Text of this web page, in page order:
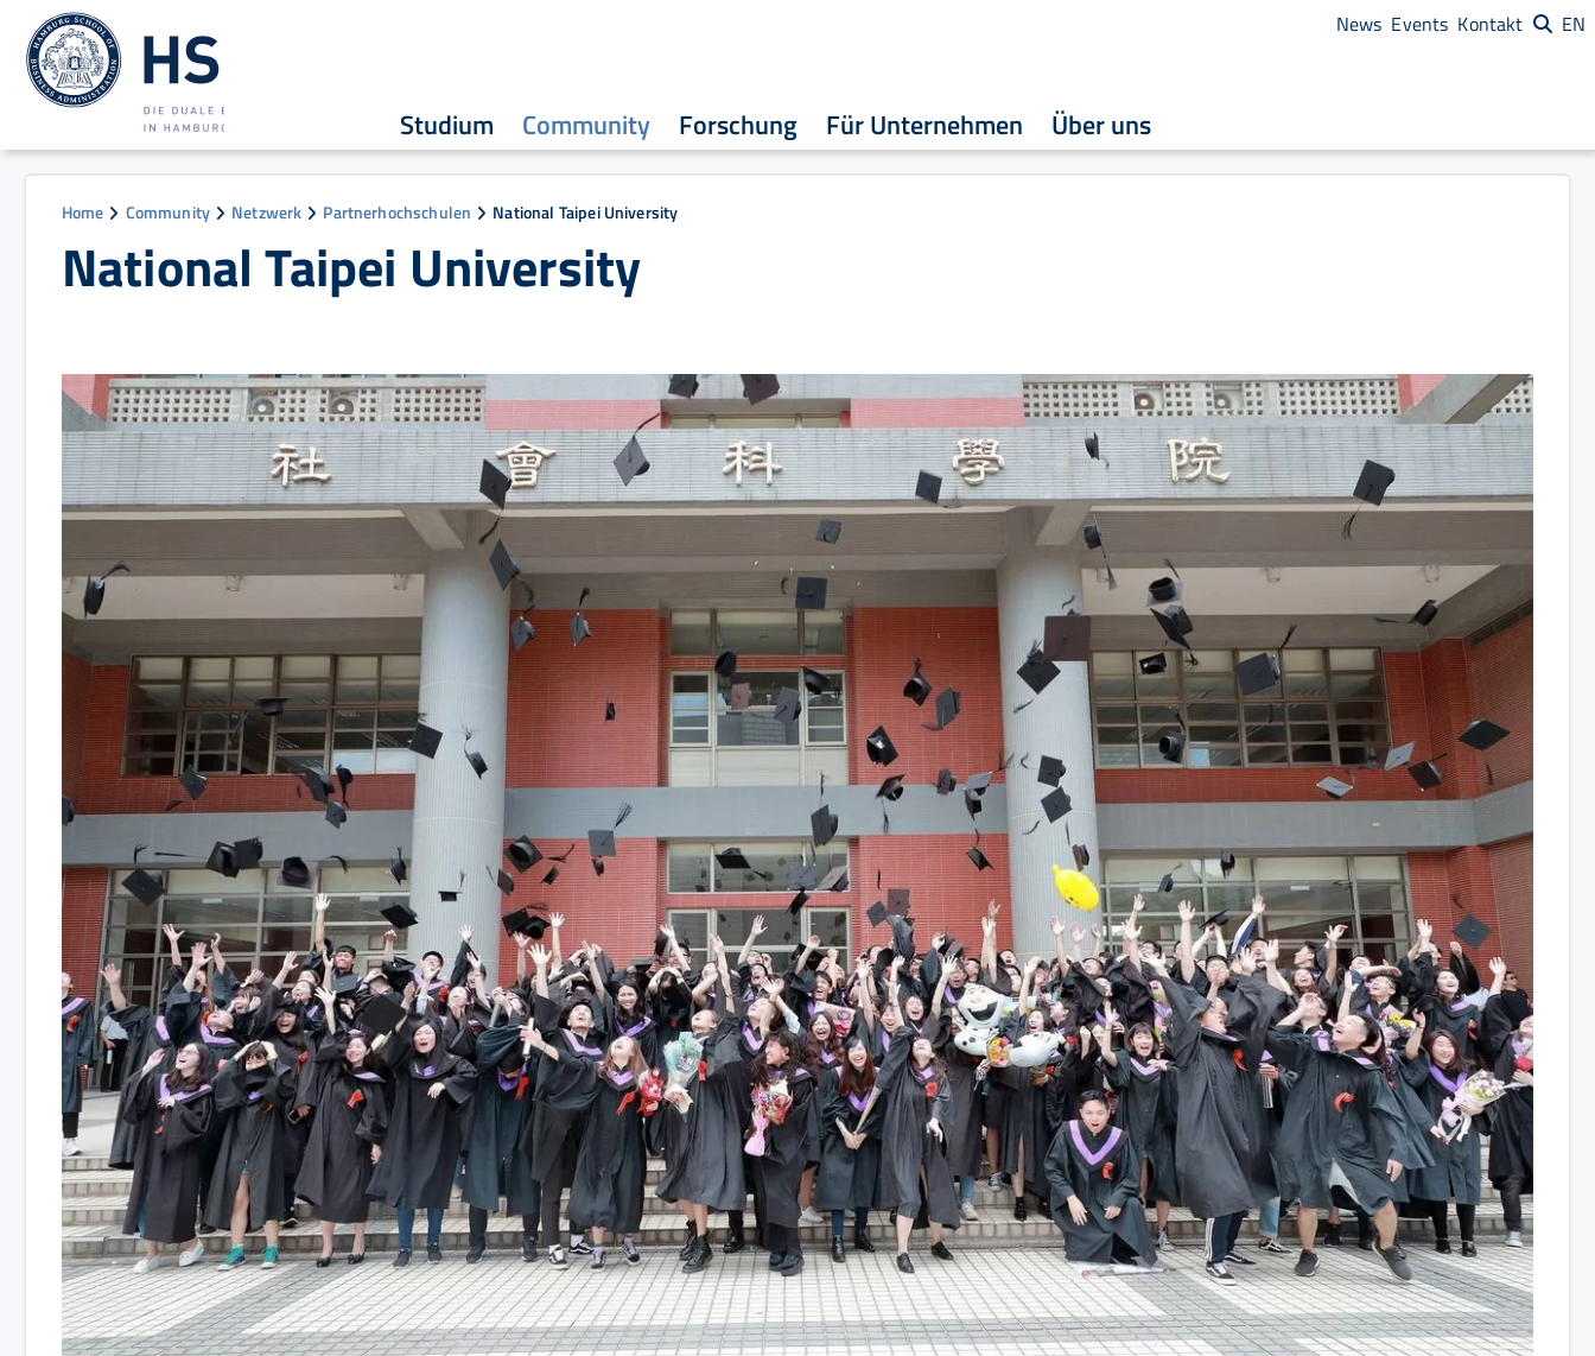
Studium Community Forschung Für Unternehmen Über uns
News Events Kontakt EN
Home Community Netzwerk Partnerhochschulen National Taipei University
National Taipei University